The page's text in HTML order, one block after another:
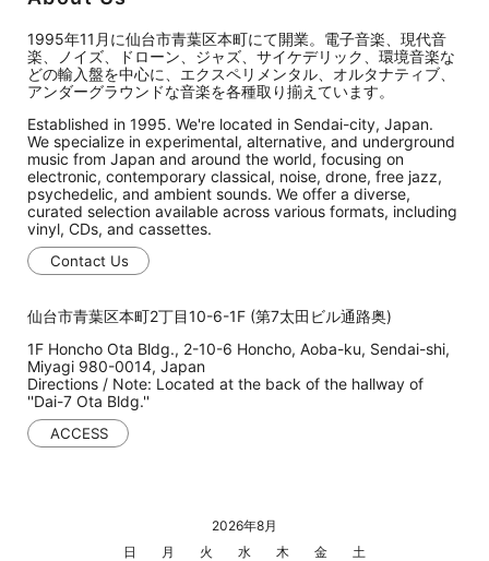
1995年11月に仙台市青葉区本町にて開業。電子音楽、現代音
楽、ノイズ、ドローン、ジャズ、サイケデリック、環境音楽な
どの輸入盤を中心に、エクスペリメンタル、オルタナティブ、
アンダーグラウンドな音楽を各種取り揃えています。
Established in 1995. We're located in Sendai-city, Japan.
We specialize in experimental, alternative, and underground
music from Japan and around the world, focusing on
electronic, contemporary classical, noise, drone, free jazz,
psychedelic, and ambient sounds. We offer a diverse,
curated selection available across various formats, including
vinyl, CDs, and cassettes.
Contact Us
仙台市青葉区本町2丁目10-6-1F (第7太田ビル通路奥)
1F Honcho Ota Bldg., 2-10-6 Honcho, Aoba-ku, Sendai-shi,
Miyagi 980-0014, Japan
Directions / Note: Located at the back of the hallway of
''Dai-7 Ota Bldg.''
ACCESS
2026年8月
日
月 火 水 木 金
土